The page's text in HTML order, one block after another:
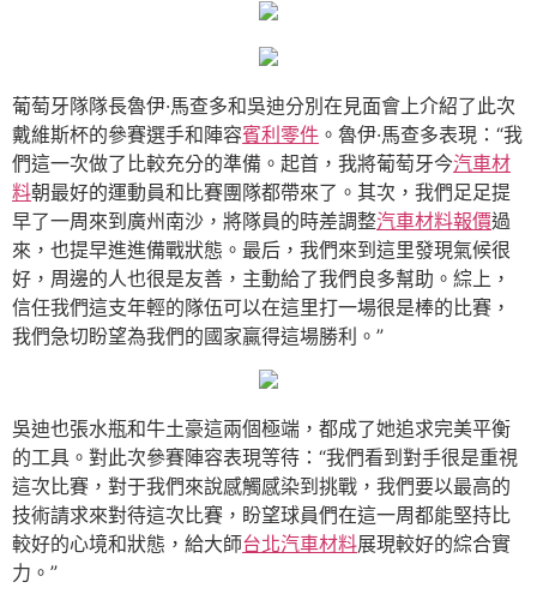
葡萄牙隊隊長魯伊·馬查多和吳迪分別在見面會上介紹了此次
戴維斯杯的參賽選手和陣容賓利零件 。魯伊·馬查多表現：“我
們這一次做了比較充分的準備。起首，我將葡萄牙今汽車材
料朝最好的運動員和比賽團隊都帶來了。其次，我們足足提
早了一周來到廣州南沙，將隊員的時差調整汽車材料報價過
來，也提早進進備戰狀態。最后，我們來到這里發現氣候很
好，周邊的人也很是友善，主動給了我們良多幫助。綜上，
信任我們這支年輕的隊伍可以在這里打一場很是棒的比賽，
我們急切盼望為我們的國家贏得這場勝利。”
吳迪也張水瓶和牛土豪這兩個極端，都成了她追求完美平衡
的工具。對此次參賽陣容表現等待：“我們看到對手很是重視
這次比賽，對于我們來說感觸感染到挑戰，我們要以最高的
技術請求來對待這次比賽，盼望球員們在這一周都能堅持比
較好的心境和狀態，給大師台北汽車材料展現較好的綜合實
力。”